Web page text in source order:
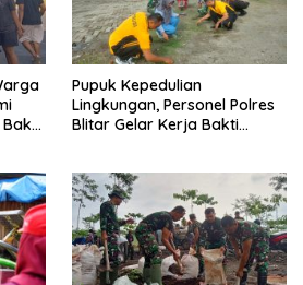
Bakti
Pupuk Kepedulian
Lingkungan, Personel Polres
Blitar Gelar Kerja Bakti